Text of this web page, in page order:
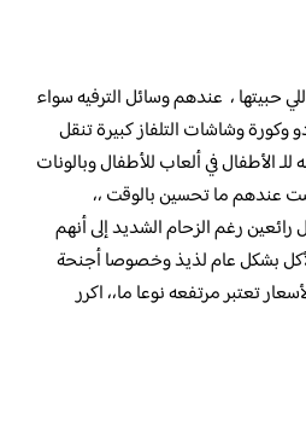
حبيتها ، ‏ عندهم وسائل الترفيه ‏سواء
وكورة وشاشات التلفاز كبيرة تنقل
الأطفال في ألعاب للأطفال وبالونات
عندهم ما تحسين بالوقت ،،
رائعين رغم الزحام الشديد إلى أنهم
بشكل عام لذيذ وخصوصا أجنحة
تعتبر مرتفعه ‏نوعا ما،، اكرر